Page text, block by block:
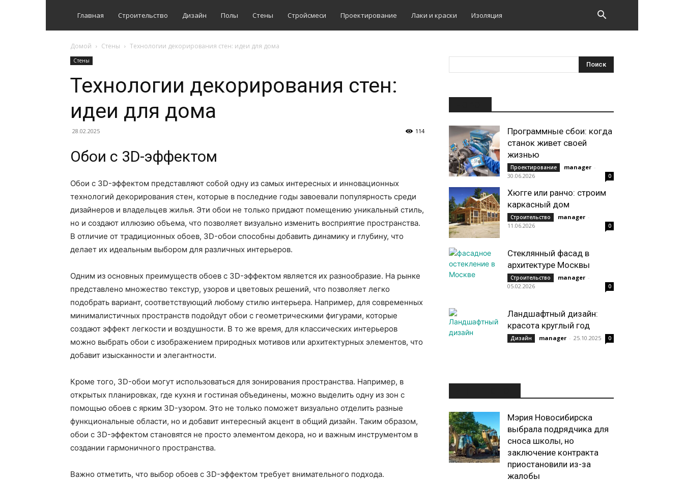
Главная Строительство Дизайн Полы Стены Стройсмеси Проектирование Лаки и краски Изоляция
Домой Стены Технологии декорирования стен: идеи для дома
Стены
Технологии декорирования стен:
идеи для дома
28.02.2025 114
Обои с 3D-эффектом
Обои с 3D-эффектом представляют собой одну из самых интересных и инновационных
технологий декорирования стен, которые в последние годы завоевали популярность среди
дизайнеров и владельцев жилья. Эти обои не только придают помещению уникальный стиль,
но и создают иллюзию объема, что позволяет визуально изменить восприятие пространства.
В отличие от традиционных обоев, 3D-обои способны добавить динамику и глубину, что
делает их идеальным выбором для различных интерьеров.
Одним из основных преимуществ обоев с 3D-эффектом является их разнообразие. На рынке
представлено множество текстур, узоров и цветовых решений, что позволяет легко
подобрать вариант, соответствующий любому стилю интерьера. Например, для современных
минималистичных пространств подойдут обои с геометрическими фигурами, которые
создают эффект легкости и воздушности. В то же время, для классических интерьеров
можно выбрать обои с изображением природных мотивов или архитектурных элементов, что
добавит изысканности и элегантности.
Кроме того, 3D-обои могут использоваться для зонирования пространства. Например, в
открытых планировках, где кухня и гостиная объединены, можно выделить одну из зон с
помощью обоев с ярким 3D-узором. Это не только поможет визуально отделить разные
функциональные области, но и добавит интересный акцент в общий дизайн. Таким образом,
обои с 3D-эффектом становятся не просто элементом декора, но и важным инструментом в
создании гармоничного пространства.
Важно отметить, что выбор обоев с 3D-эффектом требует внимательного подхода.
Программные сбои: когда
станок живет своей
жизнью
Проектирование manager -
30.06.2026
0
Хюгге или ранчо: строим
каркасный дом
Строительство manager -
11.06.2026
0
Стеклянный фасад в
архитектуре Москвы
Строительство manager -
05.02.2026
0
Ландшафтный дизайн:
красота круглый год
Дизайн manager - 25.10.2025 0
Мэрия Новосибирска
выбрала подрядчика для
сноса школы, но
заключение контракта
приостановили из-за
жалобы